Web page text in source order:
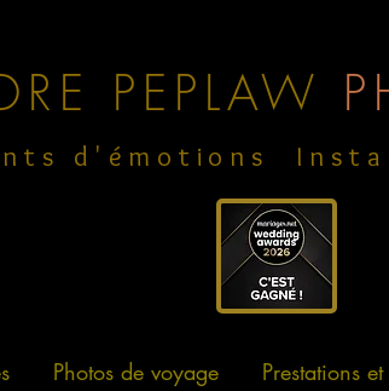
PEPLAW
d'émotions
Photos de voyage Prestations